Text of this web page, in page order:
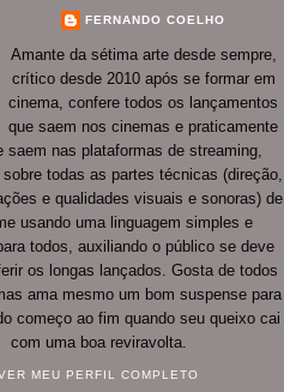
FERNANDO COELHO
Amante da sétima arte desde sempre,
crítico desde 2010 após se formar em
cinema, confere todos os lançamentos
que saem nos cinemas e praticamente
saem nas plataformas de streaming,
todas as partes técnicas (direção,
e qualidades visuais e sonoras) de
usando uma linguagem simples e
todos, auxiliando o público se deve
os longas lançados. Gosta de todos
ama mesmo um bom suspense para
começo ao fim quando seu queixo cai
com uma boa reviravolta.
MEU PERFIL COMPLETO